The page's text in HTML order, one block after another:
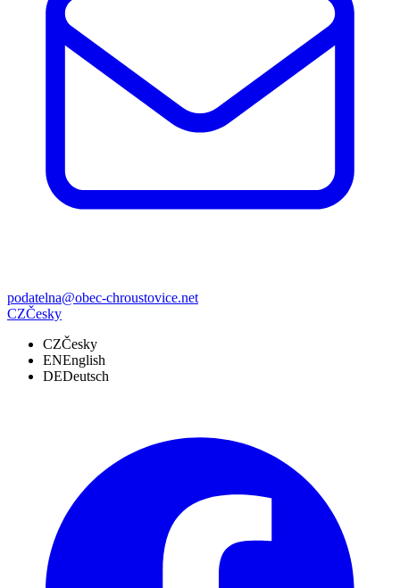
podatelna@obec-chroustovice.net
CZČesky
CZČesky
ENEnglish
DEDeutsch